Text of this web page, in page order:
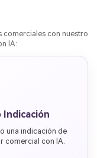
comerciales con nuestro
IA:
Indicación
una indicación de
comercial con IA.